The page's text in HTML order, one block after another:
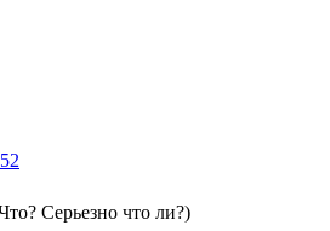
Серьезно что ли?)